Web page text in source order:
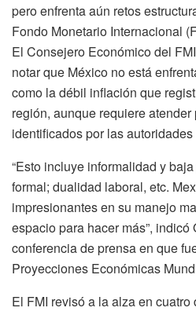
pero enfrenta aún retos
Fondo Monetario Internacional
El Consejero Económico del
notar que México no está
como la débil inflación que
región, aunque requiere
identificados por las
“Esto incluye informalidad y
formal; dualidad laboral, etc.
impresionantes en su manejo
espacio para hacer más”, indicó
conferencia de prensa en que
Proyecciones Económicas
El FMI revisó a la alza en